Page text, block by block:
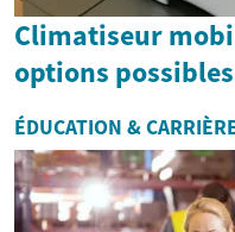
Climatiseur
options possibles
ÉDUCATION &